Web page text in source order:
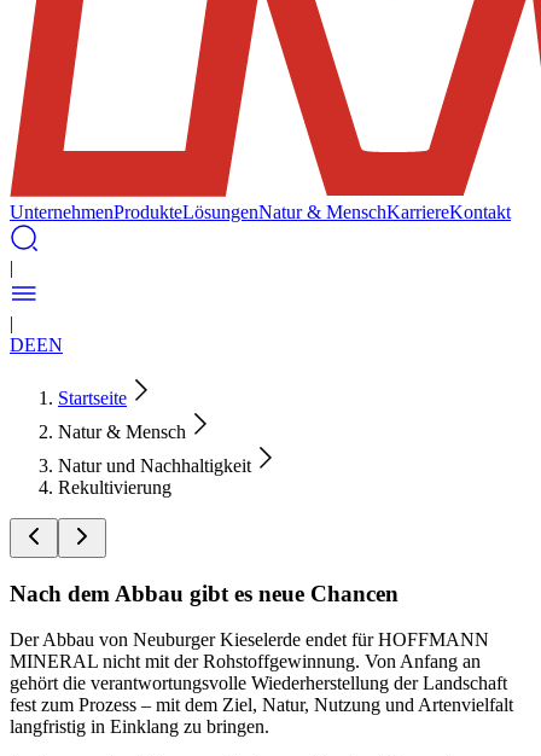
UnternehmenProdukteLösungenNatur & MenschKarriereKontakt
|
|
DEEN
Startseite
Natur & Mensch
Natur und Nachhaltigkeit
Rekultivierung
Nach dem Abbau gibt es neue Chancen
Der Abbau von Neuburger Kieselerde endet für HOFFMANN
MINERAL nicht mit der Rohstoffgewinnung. Von Anfang an
gehört die verantwortungsvolle Wiederherstellung der Landschaft
fest zum Prozess – mit dem Ziel, Natur, Nutzung und Artenvielfalt
langfristig in Einklang zu bringen.